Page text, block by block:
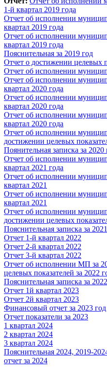
1-й квартал 2019 года
Отчет об исполнении
квартал 2019 года
Отчет об исполнении
квартал 2019 года
Пояснительная за 2019 год
Отчет о достижении целевых
Отчет об исполнении
Отчет об исполнении
квартал 2020 года
Отчет об исполнении
квартал 2020 года
Отчет об исполнении
квартал 2020 года
Отчет об исполнении
достижении целевых
Поянительная записка за 2020
Отчет об исполнении
квартал 2021 года
Отчет об исполнении
квартал 2021
Отчет об исполнении
квартал 2021
Отчет об исполнении
достижении целевых
Пояснительная записка за
Отчет 1-й квартал 2022
Отчет 2-й квартал 2022
Отчет 3-й квартал 2022
Отчет об исполнении МП за
целевых показателей за 2022
Пояснительная записка за
Отчет 1й квартал 2023
Отчет 2й квартал 2023
Финансовый отчет за 2023 год
Отчет показатели за 2023
1 квартал 2024
2 квартал 2024
3 квартал 2024
Пояснительная 2024, 2019-
отчет за 2024